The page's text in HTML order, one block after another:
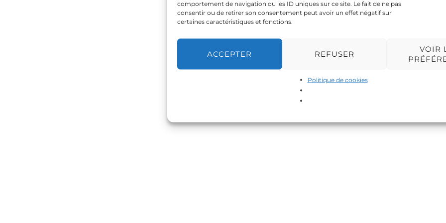
comportement de navigation ou les ID uniques sur ce site. Le fait de ne pas
consentir ou de retirer son consentement peut avoir un effet négatif sur
certaines caractéristiques et fonctions.
ACCEPTER REFUSER
VOIR
Politique de cookies